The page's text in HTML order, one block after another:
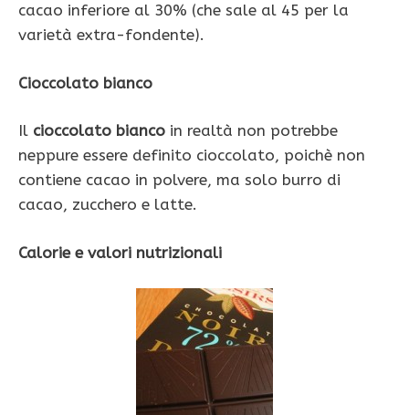
cacao inferiore al 30% (che sale al 45 per la
varietà extra-fondente).
Cioccolato bianco
Il cioccolato bianco in realtà non potrebbe
neppure essere definito cioccolato, poichè non
contiene cacao in polvere, ma solo burro di
cacao, zucchero e latte.
Calorie e valori nutrizionali